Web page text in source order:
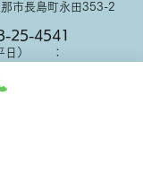
市長島町永田353-2
25-4541
日） ：
日）：